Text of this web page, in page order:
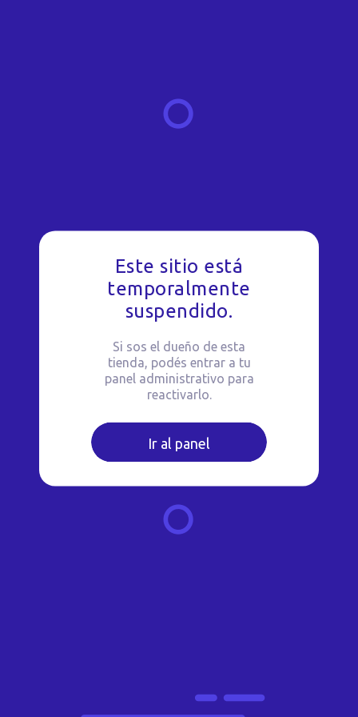
Este sitio está
temporalmente
suspendido.
Si sos el dueño de esta
tienda, podés entrar a tu
panel administrativo para
reactivarlo.
Ir al panel